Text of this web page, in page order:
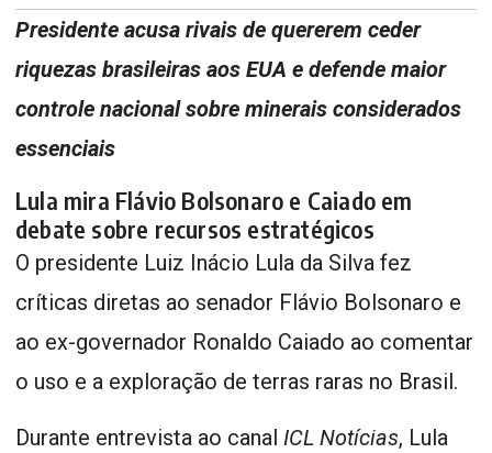
Presidente acusa rivais de quererem ceder
riquezas brasileiras aos EUA e defende maior
controle nacional sobre minerais considerados
essenciais
Lula mira Flávio Bolsonaro e Caiado em
debate sobre recursos estratégicos
O presidente Luiz Inácio Lula da Silva fez
críticas diretas ao senador Flávio Bolsonaro e
ao ex-governador Ronaldo Caiado ao comentar
o uso e a exploração de terras raras no Brasil.
Durante entrevista ao canal ICL Notícias, Lula